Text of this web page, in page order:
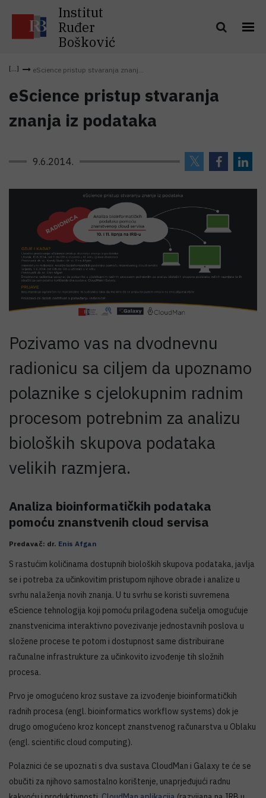
Institut
Ruđer
Bošković
eScience pristup stvaranja znanj...
eScience pristup stvaranja
znanja iz podataka
9.6.2014.
Pozivamo vas na dvodnevnu
radionicu sa ciljem da upoznamo
polaznike s cjelokupnim radnim
procesom potrebnim za analizu
bioloških skupova podataka
velikih razmjera.
Analiza bioinformatičkih podataka
pomoću znanstvenih cloud servisa
Predavač: dr. Enis Afgan
S rastućim količinama dostupnih bioloških skupova podataka, javlja
se i potreba za učinkovitim pristupom njihove obrade i analize u
svrhu nalaženja novih znanja. U tu svrhu se koristi suvremena
eScience tehnologija koji pomoću prilagođena sučelja omogućuje
znanstvenicima interaktivno povezivanje jednostavnih poslova u
složene procese te potom i dostupnost same distribuirane
računalne infrastrukture za učinkovito izvođenje tih složnih
procesa.
Prvo je omogućeno kroz sustave za izvođenje bioinformatičkih
radnih procesa (engl. bioinformatics workflow systems) dok je
drugo omogućeno kroz koncept znanstvenog računarstva u Oblaku
(engl. scientific cloud computing).
Polaznici će se upoznati s dva sustava CloudMan i Galaxy te će se
obučiti za njihovo samostalno korištenje, unaprjeđujući radnu